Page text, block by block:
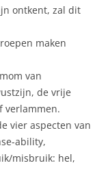
ontkent, zal dit
maken
van
de vrije
verlammen.
vier aspecten van
ability,
misbruik: hel,